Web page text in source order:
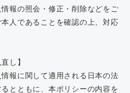
報の照会・修正・削除などをご
人であることを確認の上、対応
し】
報に関して適用される日本の法
とともに、本ポリシーの内容を